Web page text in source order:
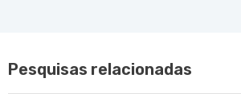
Pesquisas relacionadas